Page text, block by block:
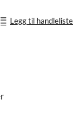
Legg til handleliste